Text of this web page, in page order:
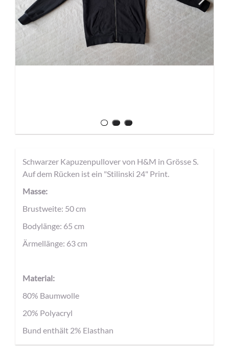
Schwarzer Kapuzenpullover von H&M in Grösse S.
Auf dem Rücken ist ein "Stilinski 24" Print.
Masse:
Brustweite: 50 cm
Bodylänge: 65 cm
Ärmellänge: 63 cm
Material:
80% Baumwolle
20% Polyacryl
Bund enthält 2% Elasthan